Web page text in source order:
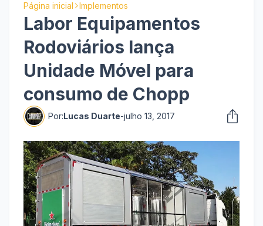
Página inicial Implementos
Labor Equipamentos
Rodoviários lança
Unidade Móvel para
consumo de Chopp
Por:Lucas Duarte-julho 13, 2017